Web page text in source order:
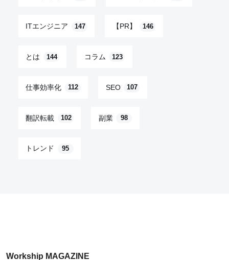
ITエンジニア 147 【PR】 146
とは 144 コラム 123
仕事効率化 112 SEO 107
翻訳転載 102 副業 98
トレンド 95
Workship MAGAZINE